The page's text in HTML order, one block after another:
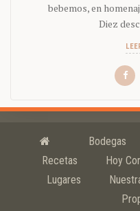
bebemos, en
Diez
Bodegas
Recetas
Hoy
Lugares